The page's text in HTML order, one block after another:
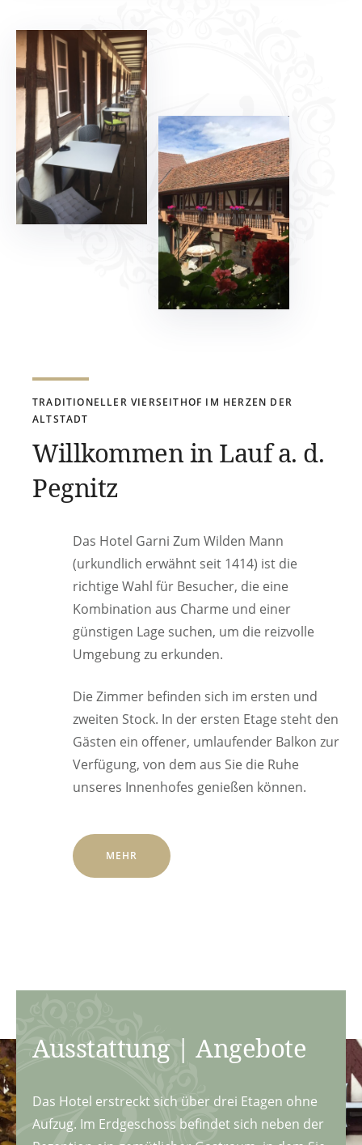
TRADITIONELLER VIERSEITHOF IM HERZEN DER
ALTSTADT
Willkommen in Lauf a. d.
Pegnitz
Das Hotel Garni Zum Wilden Mann
(urkundlich erwähnt seit 1414) ist die
richtige Wahl für Besucher, die eine
Kombination aus Charme und einer
günstigen Lage suchen, um die reizvolle
Umgebung zu erkunden.
Die Zimmer befinden sich im ersten und
zweiten Stock. In der ersten Etage steht den
Gästen ein offener, umlaufender Balkon zur
Verfügung, von dem aus Sie die Ruhe
unseres Innenhofes genießen können.
MEHR
Ausstattung | Angebote
Das Hotel erstreckt sich über drei Etagen ohne
Aufzug. Im Erdgeschoss befindet sich neben der